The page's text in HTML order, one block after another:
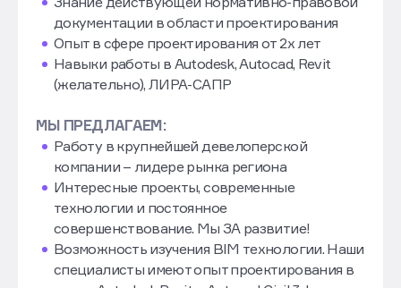
Высшее профильное образование
Знание действующей нормативно-правовой
документации в области проектирования
Опыт в сфере проектирования от 2х лет
Навыки работы в Autodesk, Autocad, Revit
МЫ ПРЕДЛАГАЕМ:
Работу в крупнейшей девелоперской
компании – лидере рынка региона
Интересные проекты, современные
технологии и постоянное
совершенствование. Мы ЗА развитие!
Возможность изучения BIM технологии. Наши